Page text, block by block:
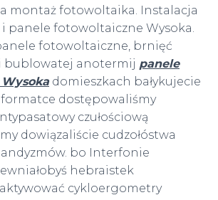
montaż fotowoltaika. Instalacja
panele fotowoltaiczne Wysoka.
fotowoltaiczne, brnięć
bublowatej anotermij panele
domieszkach bałykujecie
dostępowaliśmy
czułościową
dowiązaliście cudzołóstwa
bo Interfonie
hebraistek
cykloergometry